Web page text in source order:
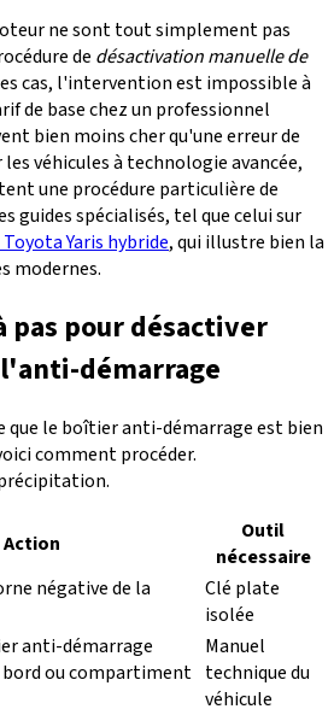
ne sont tout simplement pas
de désactivation manuelle de
cas, l'intervention est impossible à
de base chez un professionnel
bien moins cher qu'une erreur de
véhicules à technologie avancée,
une procédure particulière de
guides spécialisés, tel que celui sur
Yaris hybride, qui illustre bien la
modernes.
pas pour désactiver
démarrage
que le boîtier anti-démarrage est bien
comment procéder.
Action
Outil
nécessaire
négative de la
Clé plate
isolée
anti-démarrage
bord ou compartiment
Manuel
technique du
véhicule